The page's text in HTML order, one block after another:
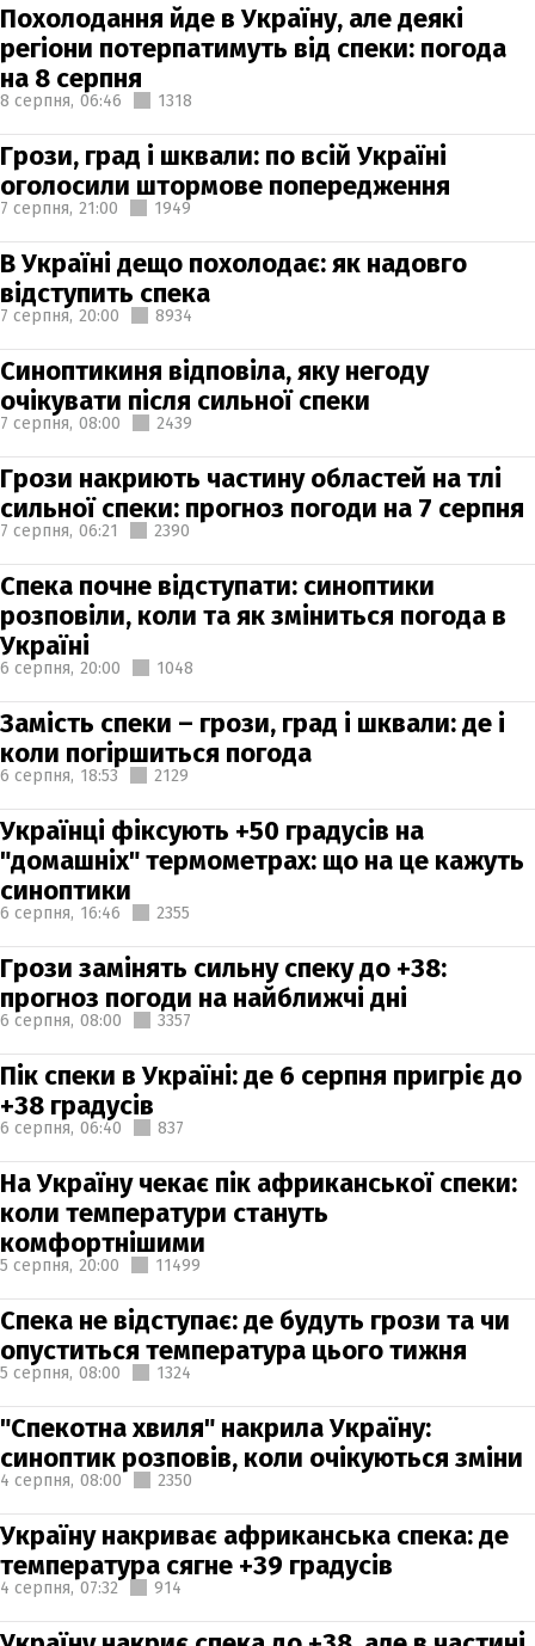
Похолодання йде в Україну, але деякі
регіони потерпатимуть від спеки: погода
на 8 серпня
8 серпня, 06:46 1318
Грози, град і шквали: по всій Україні
оголосили штормове попередження
7 серпня, 21:00 1949
В Україні дещо похолодає: як надовго
відступить спека
7 серпня, 20:00 8934
Синоптикиня відповіла, яку негоду
очікувати після сильної спеки
7 серпня, 08:00 2439
Грози накриють частину областей на тлі
сильної спеки: прогноз погоди на 7 серпня
7 серпня, 06:21 2390
Спека почне відступати: синоптики
розповіли, коли та як зміниться погода в
Україні
6 серпня, 20:00 1048
Замість спеки – грози, град і шквали: де і
коли погіршиться погода
6 серпня, 18:53 2129
Українці фіксують +50 градусів на
"домашніх" термометрах: що на це кажуть
синоптики
6 серпня, 16:46 2355
Грози замінять сильну спеку до +38:
прогноз погоди на найближчі дні
6 серпня, 08:00 3357
Пік спеки в Україні: де 6 серпня пригріє до
+38 градусів
6 серпня, 06:40 837
На Україну чекає пік африканської спеки:
коли температури стануть
комфортнішими
5 серпня, 20:00 11499
Спека не відступає: де будуть грози та чи
опуститься температура цього тижня
5 серпня, 08:00 1324
"Спекотна хвиля" накрила Україну:
синоптик розповів, коли очікуються зміни
4 серпня, 08:00 2350
Україну накриває африканська спека: де
температура сягне +39 градусів
4 серпня, 07:32 914